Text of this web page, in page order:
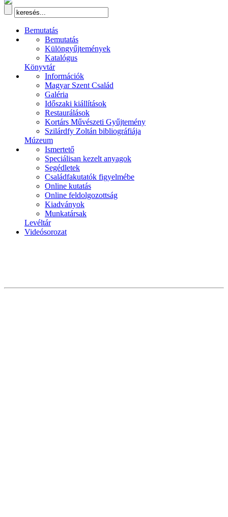
Bemutatás
Bemutatás
Különgyűjtemények
Katalógus
Könyvtár
Információk
Magyar Szent Család
Galéria
Időszaki kiállítások
Restaurálások
Kortárs Művészeti Gyűjtemény
Szilárdfy Zoltán bibliográfiája
Múzeum
Ismertető
Speciálisan kezelt anyagok
Segédletek
Családfakutatók figyelmébe
Online kutatás
Online feldolgozottság
Kiadványok
Munkatársak
Levéltár
Videósorozat